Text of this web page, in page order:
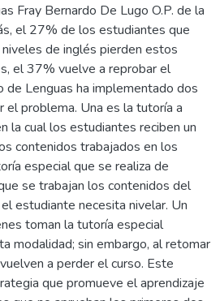
Fray Bernardo De Lugo O.P. de la
el 27% de los estudiantes que
de inglés pierden estos
el 37% vuelve a reprobar el
de Lenguas ha implementado dos
el problema. Una es la tutoría a
la cual los estudiantes reciben un
contenidos trabajados en los
especial que se realiza de
se trabajan los contenidos del
estudiante necesita nivelar. Un
toman la tutoría especial
modalidad; sin embargo, al retomar
a perder el curso. Este
que promueve el aprendizaje